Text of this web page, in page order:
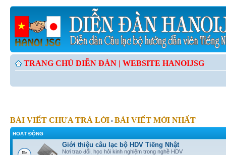
TRANG CHỦ DIỄN ĐÀN | WEBSITE HANOIJSG
BÀI VIẾT CHƯA TRẢ LỜI • BÀI VIẾT MỚI NHẤT
HOẠT ĐỘNG
Giới thiệu câu lạc bộ HDV Tiếng Nhật
Nơi trao đổi, học hỏi kinh nghiệm trong nghề HDV